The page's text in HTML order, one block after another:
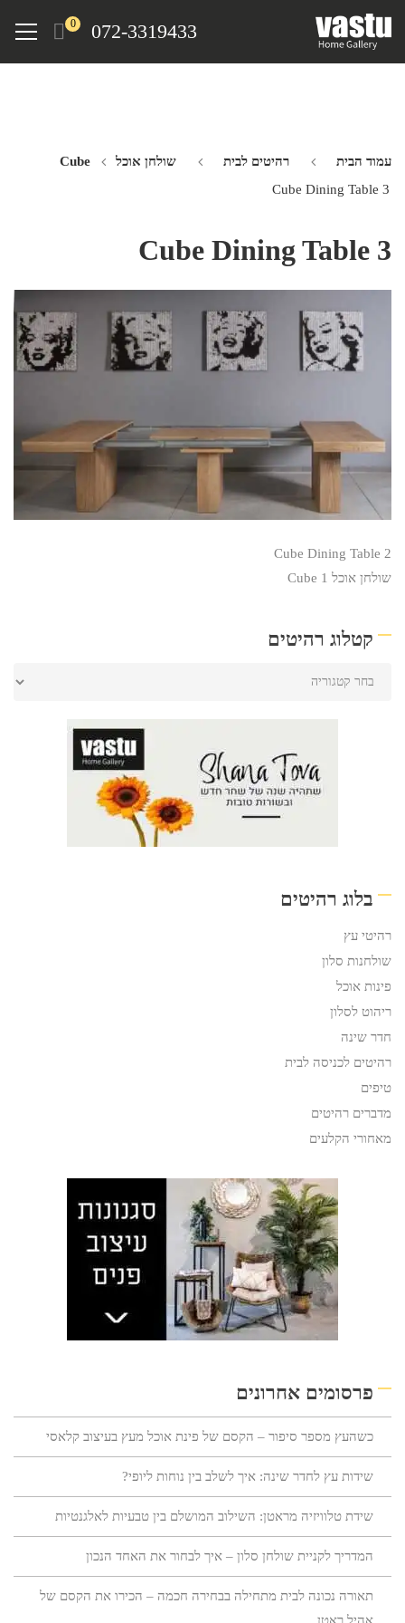
072-3319433
0
Menu
עמוד הבית רהיטים לבית
שולחן אוכל Cube
Cube Dining Table 3
Cube Dining Table 3
Cube Dining Table 2
שולחן אוכל Cube 1
קטלוג רהיטים
בלוג רהיטים
רהיטי עץ
שולחנות סלון
פינות אוכל
ריהוט לסלון
חדר שינה
רהיטים לכניסה לבית
טיפים
מדברים רהיטים
מאחורי הקלעים
פרסומים אחרונים
כשהעץ מספר סיפור – הקסם של פינת אוכל מעץ בעיצוב קלאסי
שידות עץ לחדר שינה: איך לשלב בין נוחות ליופי?
שידת טלוויזיה מראטן: השילוב המושלם בין טבעיות לאלגנטיות
המדריך לקניית שולחן סלון – איך לבחור את האחד הנכון
תאורה נכונה לבית מתחילה בבחירה חכמה – הכירו את הקסם של